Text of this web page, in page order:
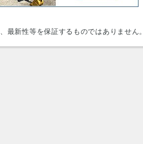
最新性等を保証するものではありません。